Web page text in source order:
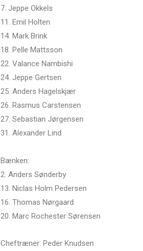
7. Jeppe Okkels
11. Emil Holten
14. Mark Brink
18. Pelle Mattsson
22. Valance Nambishi
24. Jeppe Gertsen
25. Anders Hagelskjær
26. Rasmus Carstensen
27. Sebastian Jørgensen
31. Alexander Lind
Bænken:
2. Anders Sønderby
13. Niclas Holm Pedersen
16. Thomas Nørgaard
20. Marc Rochester Sørensen
Cheftræner: Peder Knudsen